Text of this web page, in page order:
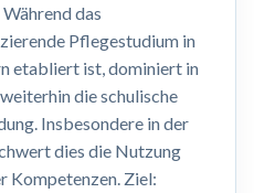
das
Pflegestudium in
etabliert ist, dominiert in
die schulische
Insbesondere in der
dies die Nutzung
Kompetenzen. Ziel: